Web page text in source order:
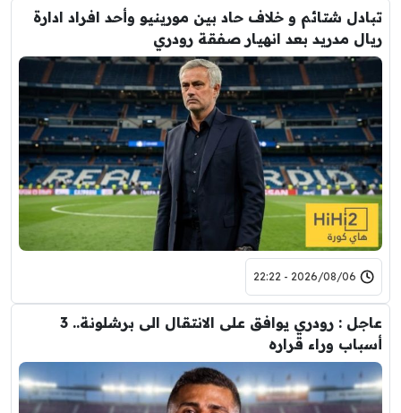
تبادل شتائم و خلاف حاد بين مورينيو وأحد افراد ادارة
ريال مدريد بعد انهيار صفقة رودري
2026/08/06 - 22:22
عاجل : رودري يوافق على الانتقال الى برشلونة.. 3
أسباب وراء قراره